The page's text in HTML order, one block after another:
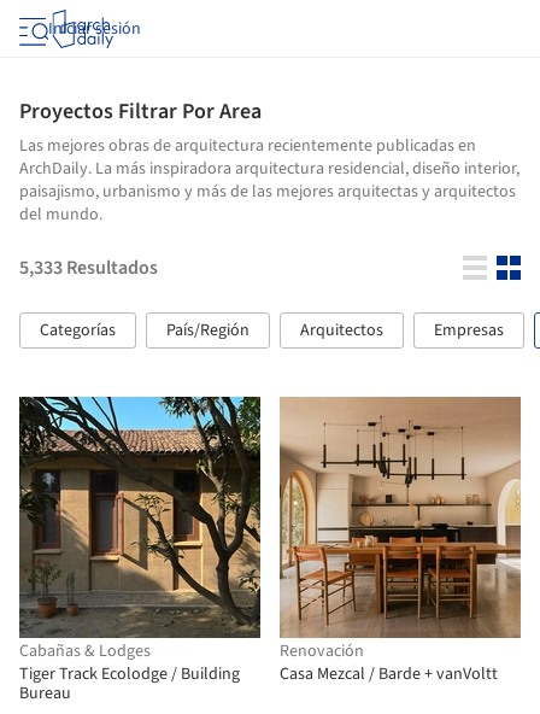
Iniciar sesión
Proyectos Filtrar Por Area
Las mejores obras de arquitectura recientemente publicadas en
ArchDaily. La más inspiradora arquitectura residencial, diseño interior,
paisajismo, urbanismo y más de las mejores arquitectas y arquitectos
del mundo.
5,333Resultados
Categorías País/Región Arquitectos Empresas
Cabañas & Lodges
Tiger Track Ecolodge / Building
Bureau
Renovación
Casa Mezcal / Barde + vanVoltt